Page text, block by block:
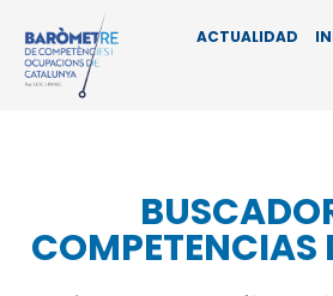
ACTUALIDAD
COMPETENCIAS